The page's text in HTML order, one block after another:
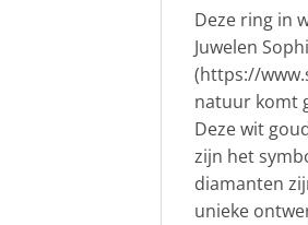
Deze ring in
Juwelen
(https://
natuur komt
Deze wit
zijn het
diamanten
unieke